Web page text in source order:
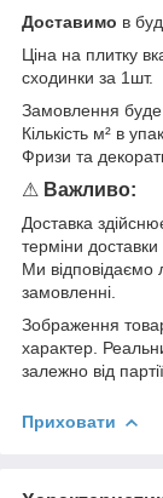
Доставимо в
Ціна на плитку
сходинки за 1шт.
Замовлення
Кількість м² в
Фризи та
⚠ Важливо:
Доставка
терміни доставки
Ми відповідаємо
замовленні.
Зображення
характер.
залежно від
Приховати